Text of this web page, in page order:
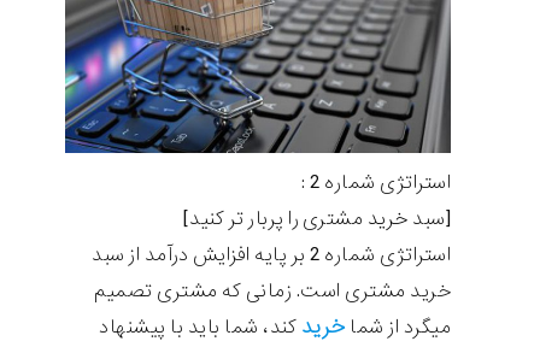
استراتژی شماره 2 :
[سبد خرید مشتری را پربار تر کنید]
استراتژی شماره 2 بر پایه افزایش درآمد از سبد
خرید مشتری است. زمانی که مشتری تصمیم
میگرد از شما خرید کند، شما باید با پیشنهاد